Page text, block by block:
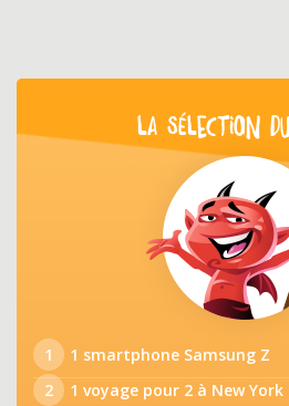
LA SÉLECTION
1
1 smartphone Samsung Z
2
1 voyage pour 2 à New York